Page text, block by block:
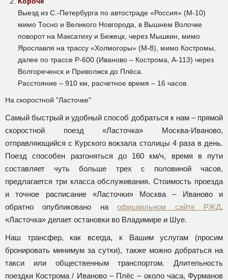
Выезд из С.-Петербурга по автостраде «Россия» (М-10)
мимо Тосно и Великого Новгорода, в Вышнем Волочке
поворот на Максатиху и Бежецк, через Мышкин, мимо
Ярославля на трассу «Холмогоры» (М-8), мимо Костромы,
далее по трассе Р-600 (Иваново – Кострома, А-113) через
Волгореченск и Приволжск до Плёса.
Расстояние – 910 км, расчетное время – 16 часов.
На скоростной "Ласточке"
Самый быстрый и удобный способ добраться к нам – прямой
скоростной поезд «Ласточка» Москва-Иваново,
отправляющийся с Курского вокзала столицы 4 раза в день.
Поезд способен разгоняться до 160 км/ч, время в пути
составляет чуть больше трех с половиной часов,
предлагается три класса обслуживания. Стоимость проезда
и точное расписание «Ласточки» Москва – Иваново и
обратно опубликовано наофициальном сайте РЖД.
«Ласточка» делает остановки во Владимире и Шуе.
Наш трансфер, как всегда, к Вашим услугам (просим
бронировать минимум за сутки), также можно добраться на
такси или общественным транспортом. Длительность
поездки Кострома / Иваново – Плёс – около часа, Фурманов